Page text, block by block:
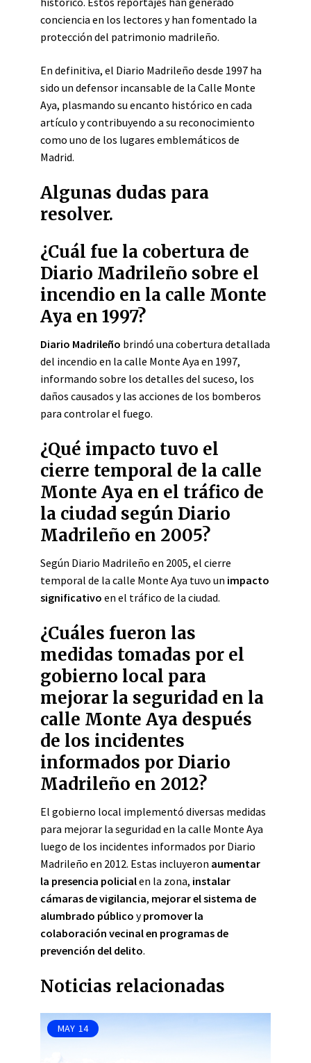
conciencia en los lectores y han fomentado la
protección del patrimonio madrileño.
En definitiva, el Diario Madrileño desde 1997 ha
sido un defensor incansable de la Calle Monte
Aya, plasmando su encanto histórico en cada
artículo y contribuyendo a su reconocimiento
como uno de los lugares emblemáticos de
Madrid.
Algunas dudas para
resolver.
¿Cuál fue la cobertura de
Diario Madrileño sobre el
incendio en la calle Monte
Aya en 1997?
Diario Madrileño brindó una cobertura detallada
del incendio en la calle Monte Aya en 1997,
informando sobre los detalles del suceso, los
daños causados y las acciones de los bomberos
para controlar el fuego.
¿Qué impacto tuvo el
cierre temporal de la calle
Monte Aya en el tráfico de
la ciudad según Diario
Madrileño en 2005?
Según Diario Madrileño en 2005, el cierre
temporal de la calle Monte Aya tuvo un impacto
significativo en el tráfico de la ciudad.
¿Cuáles fueron las
medidas tomadas por el
gobierno local para
mejorar la seguridad en la
calle Monte Aya después
de los incidentes
informados por Diario
Madrileño en 2012?
El gobierno local implementó diversas medidas
para mejorar la seguridad en la calle Monte Aya
luego de los incidentes informados por Diario
Madrileño en 2012. Estas incluyeron aumentar
la presencia policialen la zona, instalar
cámaras de vigilancia, mejorar el sistema de
alumbrado público ypromover la
colaboración vecinal en programas de
prevención del delito.
Noticias relacionadas
MAY 14